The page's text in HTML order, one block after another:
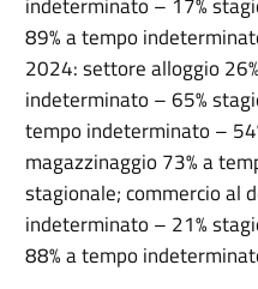
indeterminato – 17%
89% a tempo
2024: settore alloggio
indeterminato – 65%
tempo indeterminato –
magazzinaggio 73% a
stagionale; commercio al
indeterminato – 21%
88% a tempo